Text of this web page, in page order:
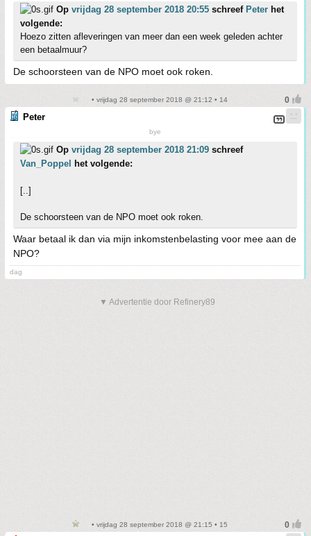
Op vrijdag 28 september 2018 20:55 schreef Peter het
volgende:
Hoezo zitten afleveringen van meer dan een week geleden achter
een betaalmuur?
De schoorsteen van de NPO moet ook roken.
• vrijdag 28 september 2018 @ 21:12 • 14
Peter
bye
Op vrijdag 28 september 2018 21:09 schreef
Van_Poppel
het volgende:
[..]
De schoorsteen van de NPO moet ook roken.
Waar betaal ik dan via mijn inkomstenbelasting voor mee aan de
NPO?
dag
▼ Advertentie door Refinery89
• vrijdag 28 september 2018 @ 21:15 • 15